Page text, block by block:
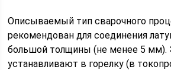
Описываемый тип сварочного
рекомендован для соединения
большой толщины (не менее 5 мм).
устанавливают в горелку (в